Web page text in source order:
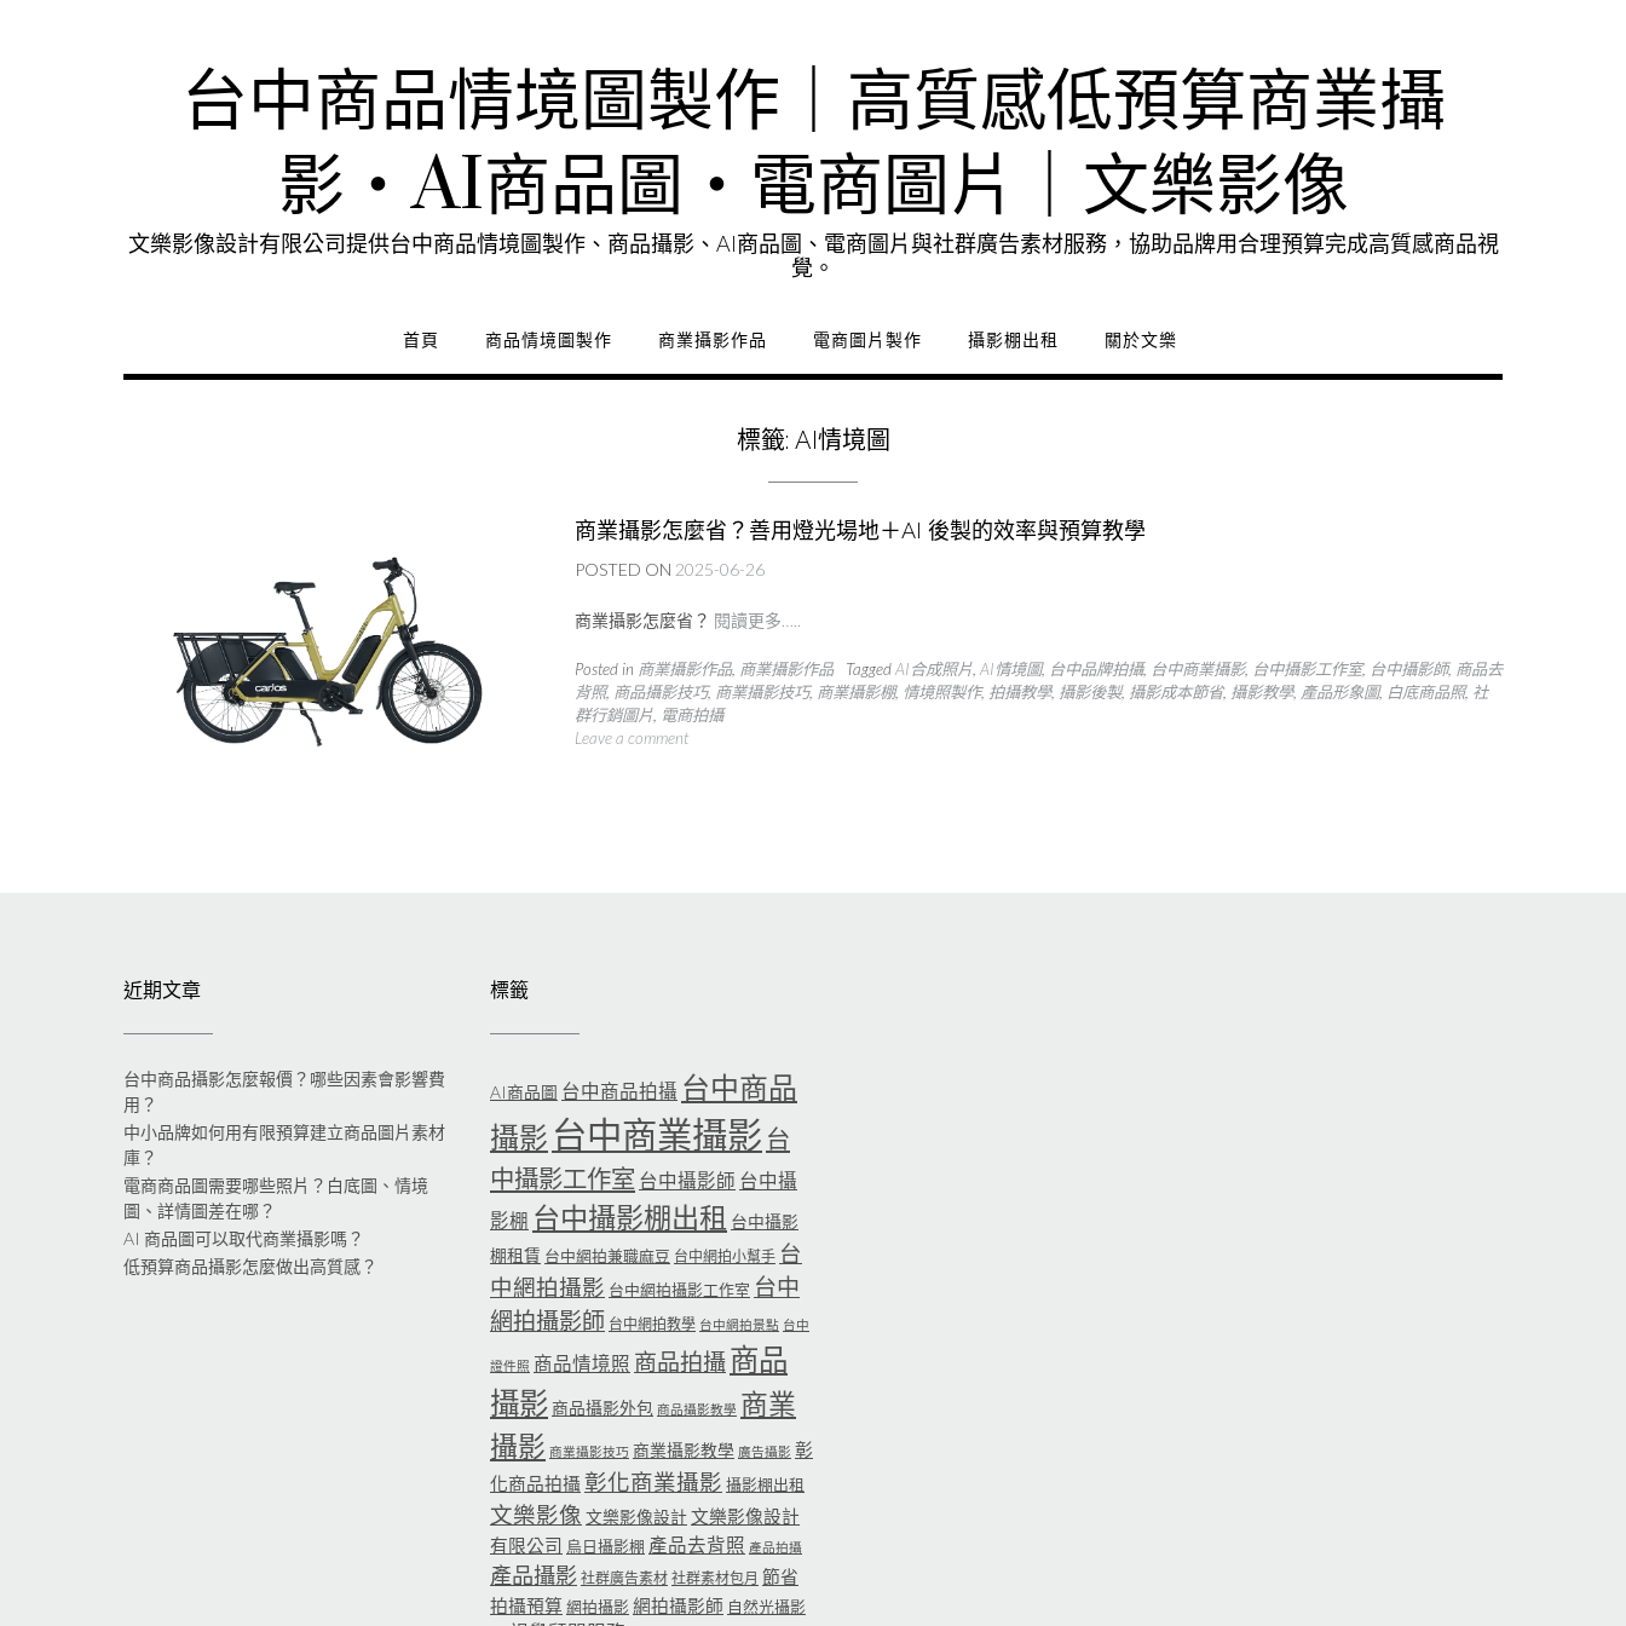
台中商品情境圖製作｜高質感低預算商業攝
影・AI商品圖・電商圖片｜文樂影像
文樂影像設計有限公司提供台中商品情境圖製作、商品攝影、AI商品圖、電商圖片與社群廣告素材服務，協助品牌用合理預算完成高質感商品視
覺。
首頁 商品情境圖製作 商業攝影作品 電商圖片製作 攝影棚出租 關於文樂
標籤: AI情境圖
商業攝影怎麼省？善用燈光場地＋AI 後製的效率與預算教學
POSTED ON 2025-06-26
商業攝影怎麼省？ 閱讀更多…..
Posted in 商業攝影作品, 商業攝影作品 TaggedAI合成照片, AI情境圖, 台中品牌拍攝, 台中商業攝影, 台中攝影工作室, 台中攝影師, 商品去
背照, 商品攝影技巧, 商業攝影技巧, 商業攝影棚, 情境照製作, 拍攝教學, 攝影後製, 攝影成本節省, 攝影教學, 產品形象圖, 白底商品照, 社
群行銷圖片, 電商拍攝
Leave a comment
近期文章
台中商品攝影怎麼報價？哪些因素會影響費
用？
中小品牌如何用有限預算建立商品圖片素材
庫？
電商商品圖需要哪些照片？白底圖、情境
圖、詳情圖差在哪？
AI 商品圖可以取代商業攝影嗎？
低預算商品攝影怎麼做出高質感？
標籤
AI商品圖 台中商品拍攝 台中商品
攝影 台中商業攝影 台
中攝影工作室 台中攝影師 台中攝
影棚 台中攝影棚出租 台中攝影
棚租賃 台中網拍兼職麻豆 台中網拍小幫手 台
中網拍攝影 台中網拍攝影工作室 台中
網拍攝影師 台中網拍教學 台中網拍景點 台中
證件照 商品情境照 商品拍攝商品
攝影商品攝影外包 商品攝影教學 商業
攝影 商業攝影技巧 商業攝影教學 廣告攝影 彰
化商品拍攝 彰化商業攝影 攝影棚出租
文樂影像 文樂影像設計文樂影像設計
有限公司 烏日攝影棚 產品去背照 產品拍攝
產品攝影 社群廣告素材 社群素材包月 節省
拍攝預算 網拍攝影 網拍攝影師 自然光攝影